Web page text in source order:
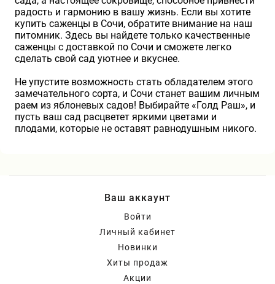
радость и гармонию в вашу жизнь. Если вы хотите
купить саженцы в Сочи, обратите внимание на наш
питомник. Здесь вы найдете только качественные
саженцы с доставкой по Сочи и сможете легко
сделать свой сад уютнее и вкуснее.
Не упустите возможность стать обладателем этого
замечательного сорта, и Сочи станет вашим личным
раем из яблоневых садов! Выбирайте «Голд Раш», и
пусть ваш сад расцветет яркими цветами и
плодами, которые не оставят равнодушным никого.
Ваш аккаунт
Войти
Личный кабинет
Новинки
Хиты продаж
Акции